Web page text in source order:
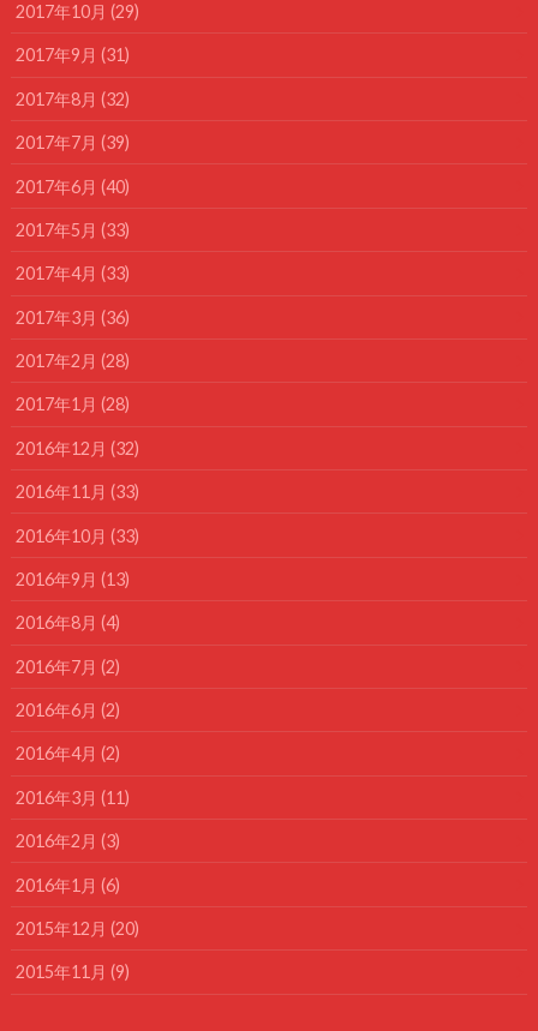
2017年10月 (29)
2017年9月 (31)
2017年8月 (32)
2017年7月 (39)
2017年6月 (40)
2017年5月 (33)
2017年4月 (33)
2017年3月 (36)
2017年2月 (28)
2017年1月 (28)
2016年12月 (32)
2016年11月 (33)
2016年10月 (33)
2016年9月 (13)
2016年8月 (4)
2016年7月 (2)
2016年6月 (2)
2016年4月 (2)
2016年3月 (11)
2016年2月 (3)
2016年1月 (6)
2015年12月 (20)
2015年11月 (9)